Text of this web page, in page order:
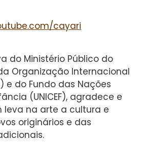
cayari
do Ministério Público do
Organização Internacional
e do Fundo das Nações
(UNICEF), agradece e
leva na arte a cultura e
originários e das